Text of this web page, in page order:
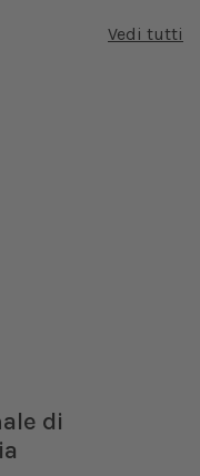
Vedi tutti
di